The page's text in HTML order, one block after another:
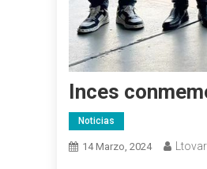
Inces
Noticias
14 Marzo, 2024 Ltovar